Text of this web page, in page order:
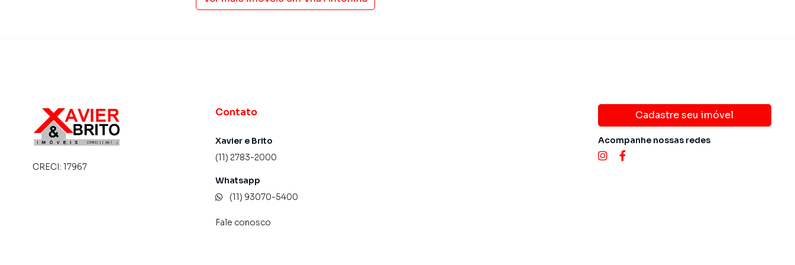
CRECI: 17967
Contato
Xavier e Brito
(11) 2783-2000
Whatsapp
(11) 93070-5400
Fale conosco
Cadastre seu imóvel
Acompanhe nossas redes